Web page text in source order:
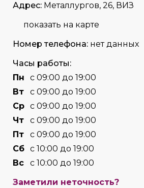
Адрес: Металлургов, 26, ВИЗ
показать на карте
Номер телефона: нет данных
Часы работы:
Пн
с 09:00 до 19:00
Вт
с 09:00 до 19:00
Cр с 09:00 до 19:00
Чт
с 09:00 до 19:00
Пт
с 09:00 до 19:00
Сб с 10:00 до 19:00
Вс
с 10:00 до 19:00
Заметили неточность?